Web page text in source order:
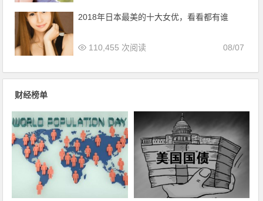
2018年日本最美的十大女优，看看都有谁
08/07
110,455 次阅读
财经榜单